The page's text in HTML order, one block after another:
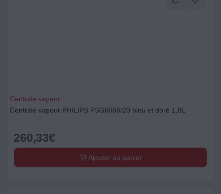
Centrale vapeur
Centrale vapeur PHILIPS PSG6066/20 bleu et doré 1,8L
260,33€
Ajouter au panier